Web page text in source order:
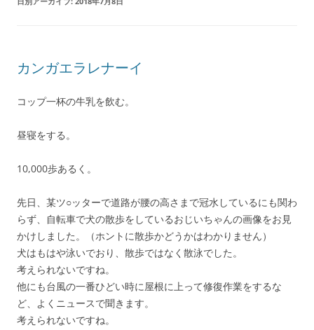
カンガエラレナーイ
コップ一杯の牛乳を飲む。
昼寝をする。
10,000歩あるく。
先日、某ツ○ッターで道路が腰の高さまで冠水しているにも関わ
らず、自転車で犬の散歩をしているおじいちゃんの画像をお見
かけしました。（ホントに散歩かどうかはわかりません）
犬はもはや泳いでおり、散歩ではなく散泳でした。
考えられないですね。
他にも台風の一番ひどい時に屋根に上って修復作業をするな
ど、よくニュースで聞きます。
考えられないですね。